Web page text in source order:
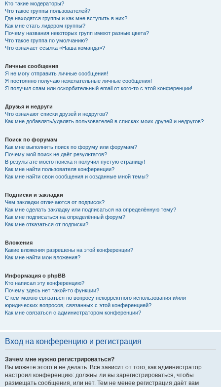
Кто такие модераторы?
Что такое группы пользователей?
Где находятся группы и как мне вступить в них?
Как мне стать лидером группы?
Почему названия некоторых групп имеют разные цвета?
Что такое группа по умолчанию?
Что означает ссылка «Наша команда»?
Личные сообщения
Я не могу отправить личные сообщения!
Я постоянно получаю нежелательные личные сообщения!
Я получил спам или оскорбительный email от кого-то с этой конференции!
Друзья и недруги
Что означают списки друзей и недругов?
Как мне добавлять/удалять пользователей в списках моих друзей и недругов?
Поиск по форумам
Как мне выполнить поиск по форуму или форумам?
Почему мой поиск не даёт результатов?
В результате моего поиска я получил пустую страницу!
Как мне найти пользователя конференции?
Как мне найти свои сообщения и созданные мной темы?
Подписки и закладки
Чем закладки отличаются от подписок?
Как мне сделать закладку или подписаться на определённую тему?
Как мне подписаться на определённый форум?
Как мне отказаться от подписки?
Вложения
Какие вложения разрешены на этой конференции?
Как мне найти мои вложения?
Информация о phpBB
Кто написал эту конференцию?
Почему здесь нет такой-то функции?
С кем можно связаться по вопросу некорректного использования и/или
юридических вопросов, связанных с этой конференцией?
Как мне связаться с администратором конференции?
Вход на конференцию и регистрация
Зачем мне нужно регистрироваться?
Вы можете этого и не делать. Всё зависит от того, как администратор
настроил конференцию: должны ли вы зарегистрироваться, чтобы
размещать сообщения, или нет. Тем не менее регистрация даёт вам